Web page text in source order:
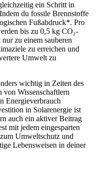
ein Schritt in
du fossile Brennstoffe
Fußabdruck*. Pro
bis zu 0,5 kg CO₂-
zu einem sauberen
zu erreichen und
Umwelt zu
wichtig in Zeiten des
Wissenschaftlern
Energieverbrauch
in Solarenergie ist
auch ein aktiver Beitrag
mit jedem eingesparten
Umweltschutz und
Lebensweisen in deiner